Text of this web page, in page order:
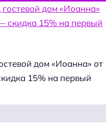
дом «Иоанна» от
15% на первый